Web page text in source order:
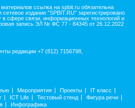
ссылка на spbit.ru обязательна
издание "SPBIT.RU" зарегистрировано
сфере связи, информационных технологий и
запись ЭЛ № ФС 77 - 84345 от 26.12.2022
редакции +7 (812) 7156798,
Мероприятия Проекты
IT класс
ICT Life Тестовый стенд
Фигура речи
Инфографика